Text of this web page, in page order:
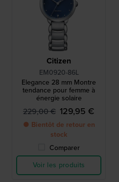
Citizen
EM0920-86L
Elegance 28 mm Montre
tendance pour femme à
énergie solaire
229,00 € 129,95 €
● Bientôt de retour en
stock
Comparer
Voir les produits